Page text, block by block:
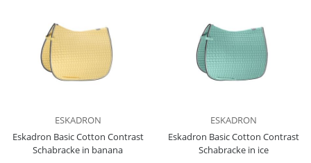
ESKADRON
Eskadron Basic Cotton Contrast
Schabracke in banana
ESKADRON
Eskadron Basic Cotton Contrast
Schabracke in ice